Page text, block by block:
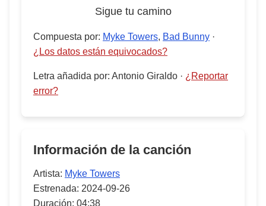
Sigue tu camino
Compuesta por: Myke Towers, Bad Bunny ·
¿Los datos están equivocados?
Letra añadida por: Antonio Giraldo · ¿Reportar
error?
Información de la canción
Artista: Myke Towers
Estrenada: 2024-09-26
Duración: 04:38